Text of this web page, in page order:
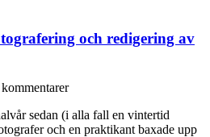
och redigering av
sedan (i alla fall en vintertid
och en praktikant baxade upp